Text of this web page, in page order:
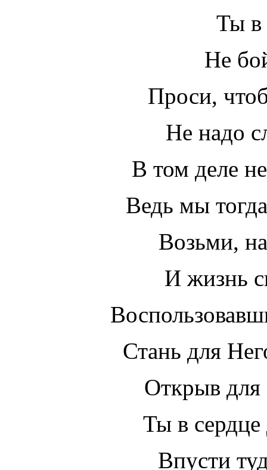
Ты в
Не
Проси,
Не надо
В том деле
Ведь мы
Возьми,
И жизнь
Стань для
Открыв для
Ты в
Впусти